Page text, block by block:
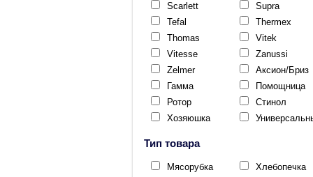
Scarlett
Supra
Tefal
Thermex
Thomas
Vitek
Vitesse
Zanussi
Zelmer
Аксион/Бриз
Гамма
Помощница
Ротор
Стинол
Хозяюшка
Тип товара
Мясорубка
Хлебопечка